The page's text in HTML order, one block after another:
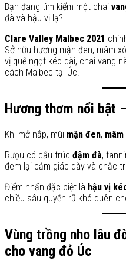
Bạn đang tìm kiếm một chai
đà và hậu vị lạ?
Clare Valley Malbec 2021
Sở hữu hương mận đen, mâm
vị quế ngọt kéo dài, chai vang
cách Malbec tại Úc.
Hương thơm nổi bật
Khi mở nắp, mùi mận đen,
Rượu có cấu trúc đậm đà,
đem lại cảm giác dày và chắc
Điểm nhấn đặc biệt là hậu vị
chiều sâu quyến rũ khó quên
Vùng trồng nho lâu
cho vang đỏ Úc